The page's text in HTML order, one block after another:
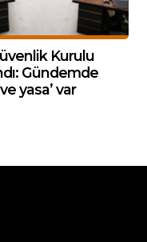
Kurulu
Gündemde
yasa’ var